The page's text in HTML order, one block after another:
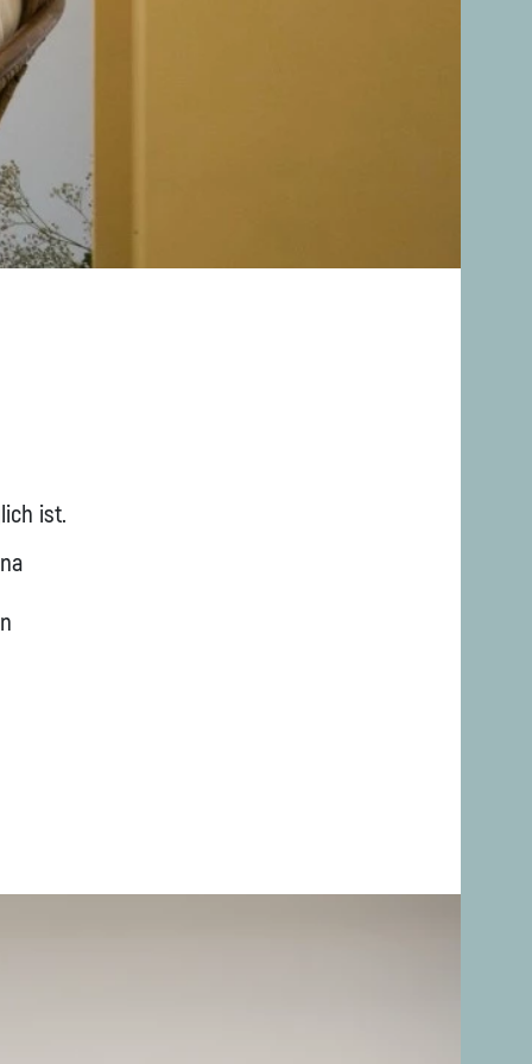
ist.